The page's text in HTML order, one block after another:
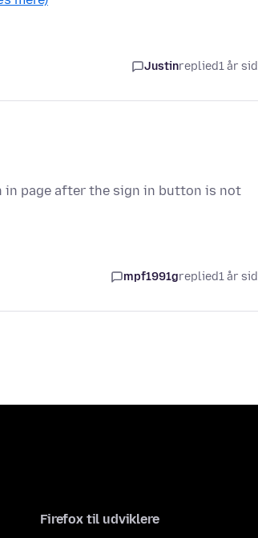
Justinreplied1 år
in page after the sign in button is not
mpf1991greplied1 år
Firefox til udviklere